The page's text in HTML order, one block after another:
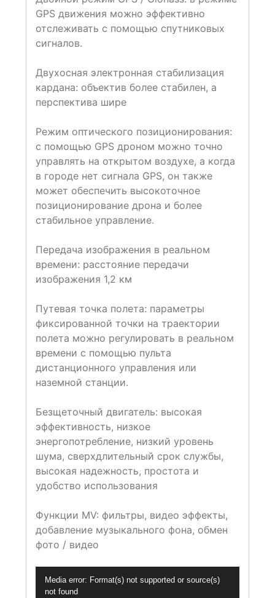
GPS движения можно эффективно
отслеживать с помощью спутниковых
сигналов.
Двухосная электронная стабилизация
кардана: объектив более стабилен, а
перспектива шире
Режим оптического позиционирования:
с помощью GPS дроном можно точно
управлять на открытом воздухе, а когда
в городе нет сигнала GPS, он также
может обеспечить высокоточное
позиционирование дрона и более
стабильное управление.
Передача изображения в реальном
времени: расстояние передачи
изображения 1,2 км
Путевая точка полета: параметры
фиксированной точки на траектории
полета можно регулировать в реальном
времени с помощью пульта
дистанционного управления или
наземной станции.
Безщеточный двигатель: высокая
эффективность, низкое
энергопотребление, низкий уровень
шума, сверхдлительный срок службы,
высокая надежность, простота и
удобство использования
Функции MV: фильтры, видео эффекты,
добавление музыкального фона, обмен
фото / видео
Media error: Format(s) not supported or source(s)
not found